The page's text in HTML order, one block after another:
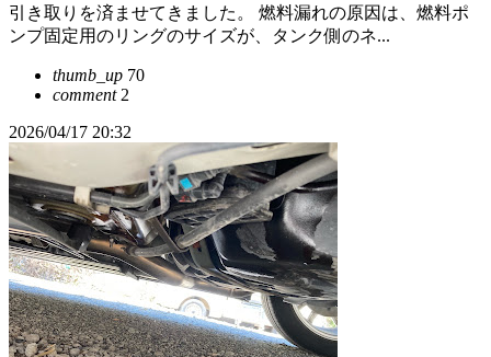
引き取りを済ませてきました。 燃料漏れの原因は、燃料ポ
ンプ固定用のリングのサイズが、タンク側のネ...
thumb_up 70
comment2
2026/04/17 20:32